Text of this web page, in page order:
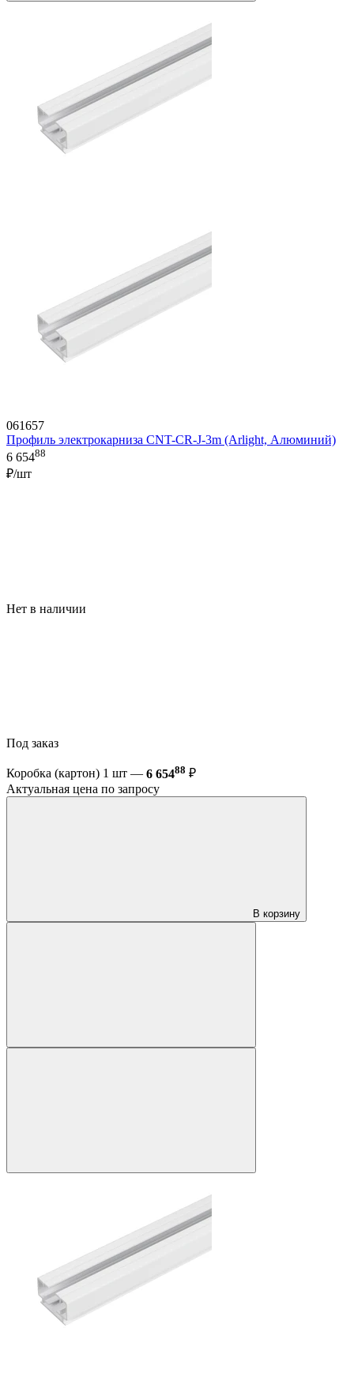
061657
Профиль электрокарниза CNT-CR-J-3m (Arlight, Алюминий)
6 65488
₽/шт
Нет в наличии
Под заказ
Коробка (картон) 1 шт — 6 65488 ₽
Актуальная цена по запросу
В корзину